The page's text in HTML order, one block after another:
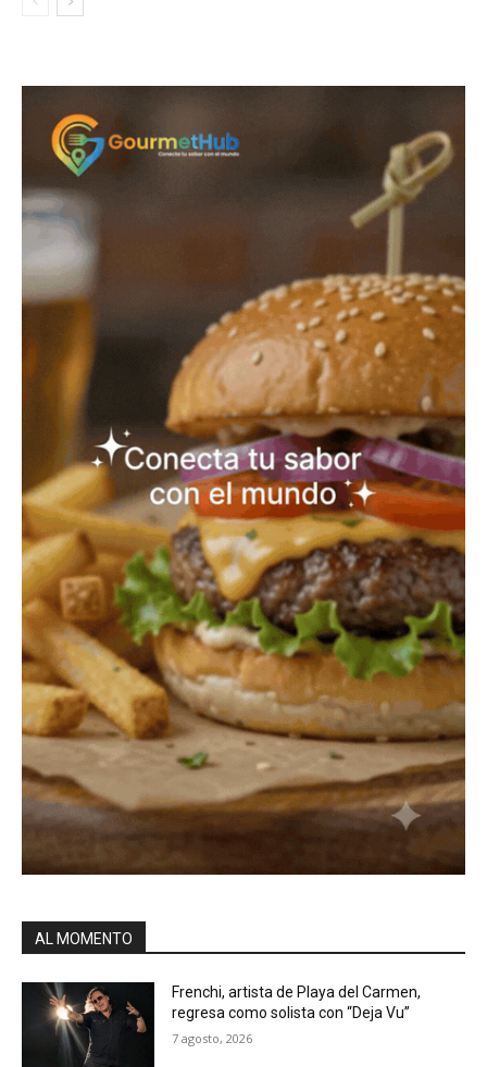
AL MOMENTO
Frenchi, artista de Playa del Carmen,
regresa como solista con “Deja Vu”
7 agosto, 2026